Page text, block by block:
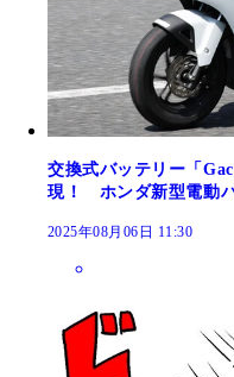
交換式バッテリー「
現！ ホンダ新型電動
2025年08月06日 11:30